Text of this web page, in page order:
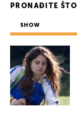
PRONAĐITE
SHOW